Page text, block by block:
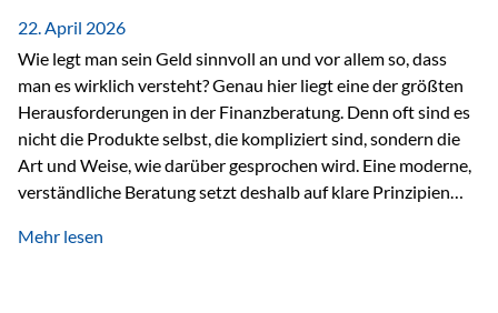
22. April 2026
Wie legt man sein Geld sinnvoll an und vor allem so, dass
man es wirklich versteht? Genau hier liegt eine der größten
Herausforderungen in der Finanzberatung. Denn oft sind es
nicht die Produkte selbst, die kompliziert sind, sondern die
Art und Weise, wie darüber gesprochen wird. Eine moderne,
verständliche Beratung setzt deshalb auf klare Prinzipien
fünf zentrale Faktoren: eine saubere Struktur, breite
Mehr lesen